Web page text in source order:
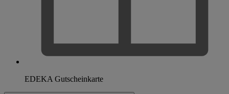
EDEKA Gutscheinkarte